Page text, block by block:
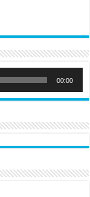
00:00